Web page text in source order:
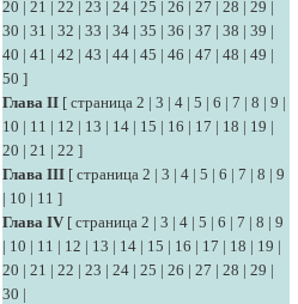
20 | 21 | 22 | 23 | 24 | 25 | 26 | 27 | 28 | 29 |
30 | 31 | 32 | 33 | 34 | 35 | 36 | 37 | 38 | 39 |
40 | 41 | 42 | 43 | 44 | 45 | 46 | 47 | 48 | 49 |
50 ]
Глава II [ страница 2 | 3 | 4 | 5 | 6 | 7 | 8 | 9 |
10 | 11 | 12 | 13 | 14 | 15 | 16 | 17 | 18 | 19 |
20 | 21 | 22 ]
Глава III [ страница 2 | 3 | 4 | 5 | 6 | 7 | 8 | 9
| 10 | 11 ]
Глава IV [ страница 2 | 3 | 4 | 5 | 6 | 7 | 8 | 9
| 10 | 11 | 12 | 13 | 14 | 15 | 16 | 17 | 18 | 19 |
20 | 21 | 22 | 23 | 24 | 25 | 26 | 27 | 28 | 29 |
30 |